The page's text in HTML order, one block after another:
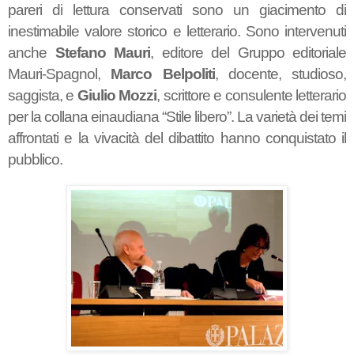
pareri di lettura conservati sono un giacimento di
inestimabile valore storico e letterario. Sono intervenuti
anche Stefano Mauri, editore del Gruppo editoriale
Mauri-Spagnol, Marco Belpoliti, docente, studioso,
saggista, e Giulio Mozzi, scrittore e consulente letterario
per la collana einaudiana “Stile libero”. La varietà dei temi
affrontati e la vivacità del dibattito hanno conquistato il
pubblico.